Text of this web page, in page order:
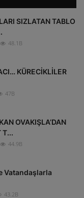
SIZLATAN TABLO
48.1B
KÜRECİKLİLER
47B
OVAKIŞLA’DAN
T...
44.9B
Vatandaşlarla
43.2B